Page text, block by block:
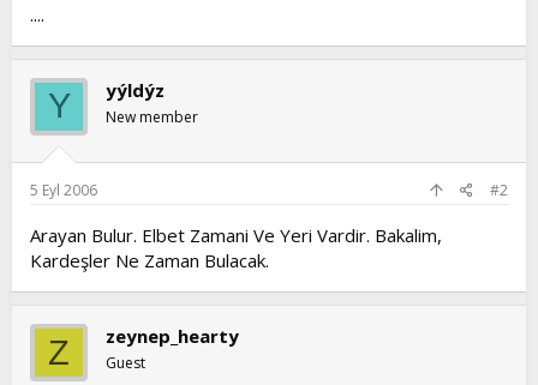
....
Y yýldýz
New member
5 Eyl 2006 #2
Arayan Bulur. Elbet Zamani Ve Yeri Vardir. Bakalim,
Kardeşler Ne Zaman Bulacak.
Z zeynep_hearty
Guest